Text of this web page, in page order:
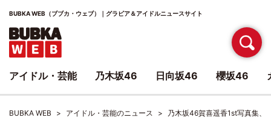
BUBKA WEB（ブブカ・ウェブ）｜グラビア＆アイドルニュースサイト
BUBKA WEB アイドル・芸能のニュース 乃木坂46賀喜遥香1st写真集、
アイドル・芸能 乃木坂46 日向坂46 櫻坂46